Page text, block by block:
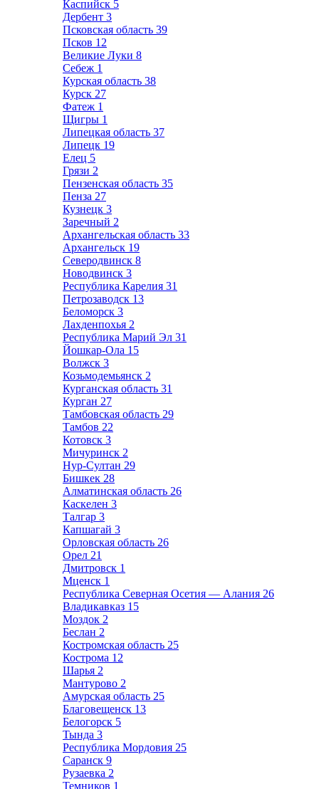
Каспийск 5
Дербент 3
Псковская область 39
Псков 12
Великие Луки 8
Себеж 1
Курская область 38
Курск 27
Фатеж 1
Щигры 1
Липецкая область 37
Липецк 19
Елец 5
Грязи 2
Пензенская область 35
Пенза 27
Кузнецк 3
Заречный 2
Архангельская область 33
Архангельск 19
Северодвинск 8
Новодвинск 3
Республика Карелия 31
Петрозаводск 13
Беломорск 3
Лахденпохья 2
Республика Марий Эл 31
Йошкар-Ола 15
Волжск 3
Козьмодемьянск 2
Курганская область 31
Курган 27
Тамбовская область 29
Тамбов 22
Котовск 3
Мичуринск 2
Нур-Султан 29
Бишкек 28
Алматинская область 26
Каскелен 3
Талгар 3
Капшагай 3
Орловская область 26
Орел 21
Дмитровск 1
Мценск 1
Республика Северная Осетия — Алания 26
Владикавказ 15
Моздок 2
Беслан 2
Костромская область 25
Кострома 12
Шарья 2
Мантурово 2
Амурская область 25
Благовещенск 13
Белогорск 5
Тында 3
Республика Мордовия 25
Саранск 9
Рузаевка 2
Темников 1